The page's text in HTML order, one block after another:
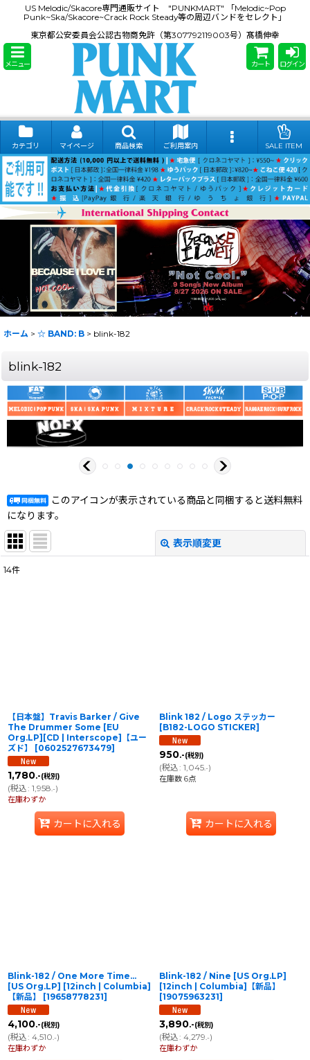
US Melodic/Skacore専門通販サイト "PUNKMART" 「Melodic~Pop
Punk~Ska/Skacore~Crack Rock Steady等の周辺バンドをセレクト」
東京都公安委員会公認古物商免許（第307792119003号）髙橋伸幸
メニュー カート ログイン
カテゴリ マイページ 商品検索 ご利用案内 SALE ITEM
ホーム > ☆ BAND: B > blink-182
blink-182
このアイコンが表示されている商品と同梱すると送料無料
になります。
表示順変更
14件
【日本盤】Travis Barker / Give
The Drummer Some [EU
Org.LP][CD | Interscope]【ユー
ズド】
[0602527673479]
1,780.-(税別)
(税込: 1,958.-)
在庫わずか
カートに入れる
Blink 182 / Logo ステッカー
[B182-LOGO STICKER]
950.-(税別)
(税込: 1,045.-)
在庫数 6点
カートに入れる
Blink-182 / One More Time...
[US Org.LP] [12inch | Columbia]
【新品】
[19658778231]
4,100.-(税別)
(税込: 4,510.-)
在庫わずか
Blink-182 / Nine [US Org.LP]
[12inch | Columbia]【新品】
[19075963231]
3,890.-(税別)
(税込: 4,279.-)
在庫わずか